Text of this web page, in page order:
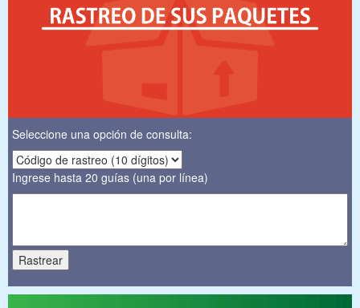
Seleccione una opción de consulta:
Ingrese hasta 20 guías (una por línea)